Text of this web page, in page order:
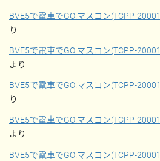
BVE5で電車でGO!マスコン(TCPP-
り
BVE5で電車でGO!マスコン(TCPP-
より
BVE5で電車でGO!マスコン(TCPP-
り
BVE5で電車でGO!マスコン(TCPP-
より
BVE5で電車でGO!マスコン(TCPP-